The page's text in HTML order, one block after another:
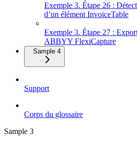
Exemple 3. Étape 26 :
d’un élément InvoiceTable
Exemple 3. Étape 27 :
ABBYY FlexiCapture
Sample 4
Support
Corps du glossaire
Sample 3